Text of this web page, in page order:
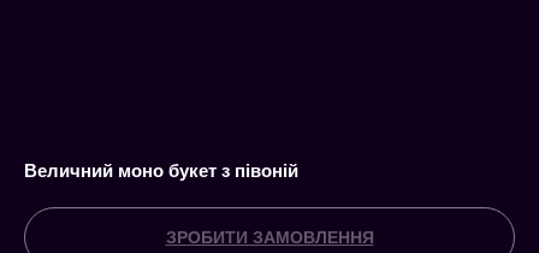
Величний моно букет з півоній
ЗРОБИТИ ЗАМОВЛЕННЯ